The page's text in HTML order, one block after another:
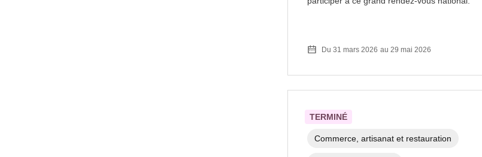
Du 31 mars 2026 au 29 mai 2026
TERMINÉ
Commerce, artisanat et restauration